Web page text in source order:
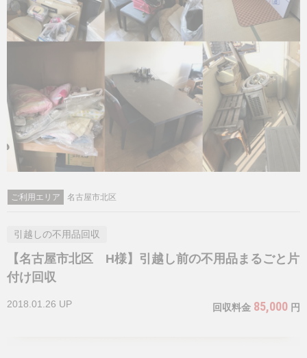
ご利用エリア 名古屋市北区
引越しの不用品回収
【名古屋市北区 H様】引越し前の不用品まるごと片
付け回収
2018.01.26 UP 回収料金 85,000 円